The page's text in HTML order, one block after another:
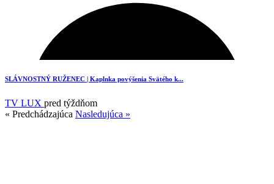
SLÁVNOSTNÝ RUŽENEC | Kaplnka povýšenia Svätého k...
TV LUX pred týždňom
« Predchádzajúca Nasledujúca »